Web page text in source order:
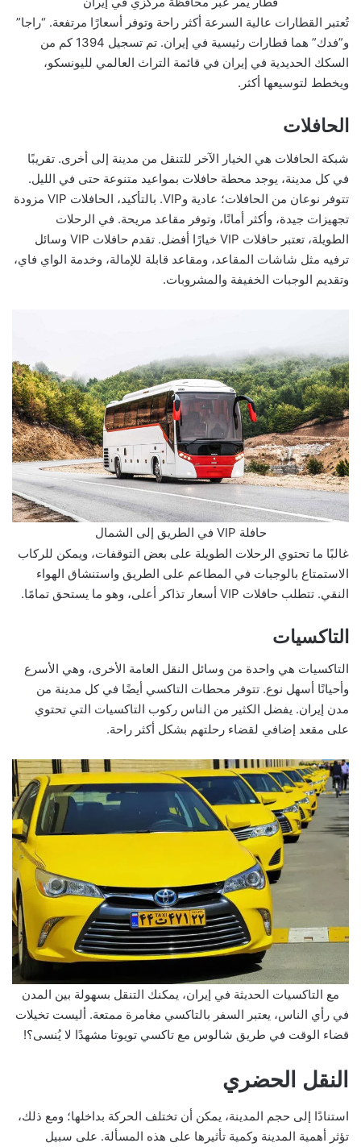
تُعتبر القطارات عالية السرعة أكثر راحة وتوفر أسعارًا مرتفعة. “راجا”
و”فدك” هما قطارات رئيسية في إيران. تم تسجيل 1394 كم من
السكك الحديدية في إيران في قائمة التراث العالمي لليونسكو،
ويخطط لتوسيعها أكثر.
الحافلات
شبكة الحافلات هي الخيار الآخر للتنقل من مدينة إلى أخرى. تقريبًا
في كل مدينة، يوجد محطة حافلات بمواعيد متنوعة حتى في الليل.
تتوفر نوعان من الحافلات؛ عادية وVIP. بالتأكيد، الحافلات VIP مزودة
تجهيزات جيدة، وأكثر أمانًا، وتوفر مقاعد مريحة. في الرحلات
الطويلة، تعتبر حافلات VIP خيارًا أفضل. تقدم حافلات VIP وسائل
ترفيه مثل شاشات المقاعد، ومقاعد قابلة للإمالة، وخدمة الواي فاي،
وتقديم الوجبات الخفيفة والمشروبات.
حافلة VIP في الطريق إلى الشمال
غالبًا ما تحتوي الرحلات الطويلة على بعض التوقفات، ويمكن للركاب
الاستمتاع بالوجبات في المطاعم على الطريق واستنشاق الهواء
النقي. تتطلب حافلات VIP أسعار تذاكر أعلى، وهو ما يستحق تمامًا.
التاكسيات
التاكسيات هي واحدة من وسائل النقل العامة الأخرى، وهي الأسرع
وأحيانًا أسهل نوع. تتوفر محطات التاكسي أيضًا في كل مدينة من
مدن إيران. يفضل الكثير من الناس ركوب التاكسيات التي تحتوي
على مقعد إضافي لقضاء رحلتهم بشكل أكثر راحة.
مع التاكسيات الحديثة في إيران، يمكنك التنقل بسهولة بين المدن
في رأي الناس، يعتبر السفر بالتاكسي مغامرة ممتعة. أليست تخيلات
قضاء الوقت في طريق شالوس مع تاكسي تويوتا مشهدًا لا يُنسى؟!
النقل الحضري
استنادًا إلى حجم المدينة، يمكن أن تختلف الحركة بداخلها؛ ومع ذلك،
تؤثر أهمية المدينة وكمية تأثيرها على هذه المسألة. على سبيل